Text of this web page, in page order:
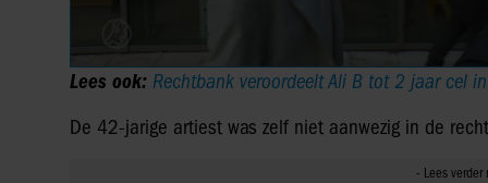
Lees ook: Rechtbank veroordeelt Ali B tot 2 jaar cel
De 42-jarige artiest was zelf niet aanwezig in de